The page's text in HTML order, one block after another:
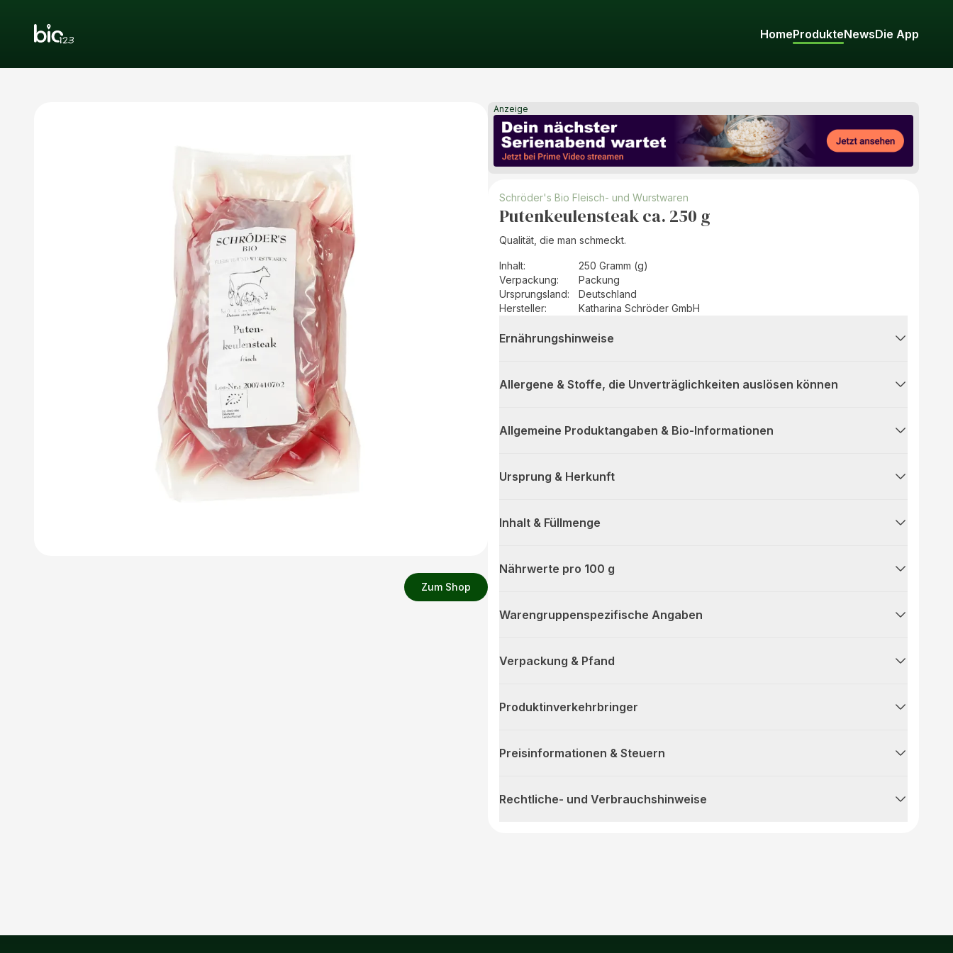
HomeProdukteNewsDie App
Zum Shop
Anzeige
Schröder's Bio Fleisch- und Wurstwaren
Putenkeulensteak ca. 250 g
Qualität, die man schmeckt.
Inhalt:
250 Gramm (g)
Verpackung:
Packung
Ursprungsland:
Deutschland
Hersteller: Katharina Schröder GmbH
Ernährungshinweise
Allergene & Stoffe, die Unverträglichkeiten auslösen können
Allgemeine Produktangaben & Bio-Informationen
Ursprung & Herkunft
Inhalt & Füllmenge
Nährwerte pro 100 g
Warengruppenspezifische Angaben
Verpackung & Pfand
Produktinverkehrbringer
Preisinformationen & Steuern
Rechtliche- und Verbrauchshinweise